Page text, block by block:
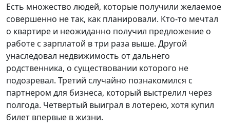
Есть множество людей, которые получили желаемое
совершенно не так, как планировали. Кто-то мечтал
о квартире и неожиданно получил предложение о
работе с зарплатой в три раза выше. Другой
унаследовал недвижимость от дальнего
родственника, о существовании которого не
подозревал. Третий случайно познакомился с
партнером для бизнеса, который выстрелил через
полгода. Четвертый выиграл в лотерею, хотя купил
билет впервые в жизни.